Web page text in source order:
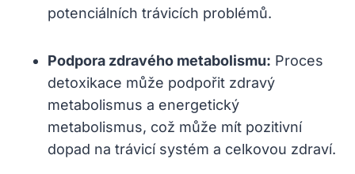
potenciálních trávicích problémů.
Podpora zdravého metabolismu: Proces
detoxikace může podpořit zdravý
metabolismus a energetický
metabolismus, což může mít pozitivní
dopad na trávicí systém a celkovou zdraví.